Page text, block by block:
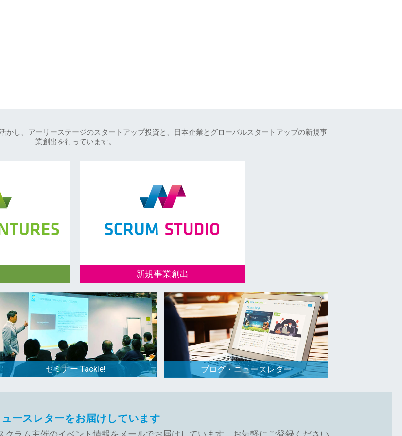
かし、アーリーステージのスタートアップ投資と、日本企業とグローバルスタートアップの新規事
業創出を行っています。
ートアップへ
皆様へ、戦略
に役立つ仕組み
新規事業創出
オープンイノベーションを通じて、日本企
業とグローバルスタートアップの新規事業
創出を行っています。
セミナー Tackle! ブログ・ニュースレター
ースレターをお届けしています
ラム主催のイベント情報をメールでお届けしています。お気軽にご登録ください。